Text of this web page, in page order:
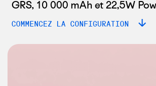
GRS, 10 000 mAh et 22,5W
COMMENCEZ LA CONFIGURATION